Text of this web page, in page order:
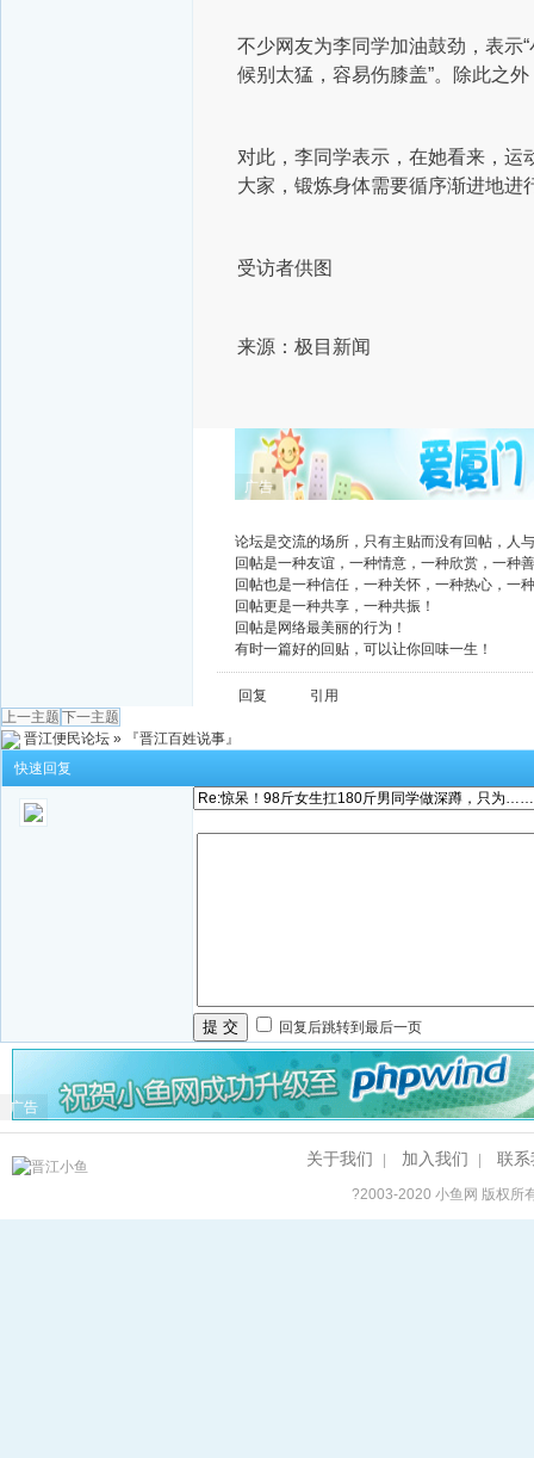
不少网友为李同学加油鼓劲，表示
候别太猛，容易伤膝盖”。除此之
对此，李同学表示，在她看来，
大家，锻炼身体需要循序渐进地进
受访者供图
来源：极目新闻
广告
论坛是交流的场所，只有主贴而没有回帖，人
回帖是一种友谊，一种情意，一种欣赏，一种
回帖也是一种信任，一种关怀，一种热心，一
回帖更是一种共享，一种共振！
回帖是网络最美丽的行为！
有时一篇好的回贴，可以让你回味一生！
回复
引用
上一主题 下一主题
晋江便民论坛 »
『晋江百姓说事』
快速回复
提 交 回复后跳转到最后一页
广告
关于我们 加入我们 联系
?2003-2020小鱼网 版权所